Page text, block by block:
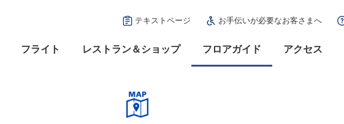
フライト レストラン＆ショップ フロアガイド アクセス
テキストページ お手伝いが必要なお客さまへ